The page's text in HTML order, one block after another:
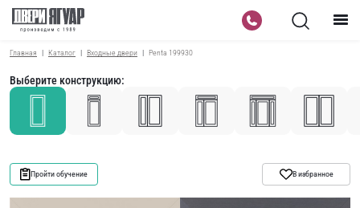
Главная Каталог Входные двери Penta 199930
Выберите конструкцию:
Пройти обучение В избранное